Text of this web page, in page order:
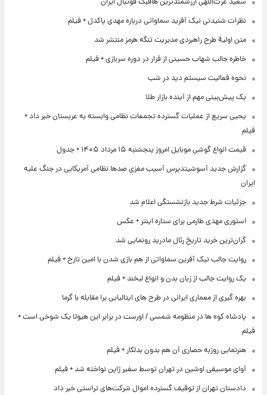
نظرات شنیدنی نیک آفرید سماواتی درباره مهدی پاکدل + فیلم
متن اولیۀ طرح راهبردی مدیریت تنگه هرمز منتشر شد
خاطره جالب شهاب حسینی از فرار در دوره سربازی + فیلم
نحوه فعالیت سیستم دید در شب
یک پیش‌بینی مهم از آینده بازار طلا
یحیی سریع از عملیات گسترده تجمعات نظامی وابسته به عربستان خبر داد +
فیلم
قیمت انواع گوشی موبایل امروز پنجشنبه ۱۵ مرداد ۱۴۰۵ + جدول
گزارش جدید آسوشیتدپرس آسیب مغزی صدها نظامی آمریکایی در جنگ علیه
ایران
جزئیات شرط جدید بازنشستگی اعلام شد
استوری مهدی طارمی برای ستاره اینتر + عکس
گران‌ترین خرید تاریخ رئال مادرید رونمایی شد
روایت جالب نیک آفرین سماواتی از هم بازی شدن با امین تارخ + فیلم
یک روایت جالب از زبان بدن و انواع لبخند + فیلم
بهره گیری از معماری ایرانی در طرح های ایتالیایی برا مقابله با گرما
پادشاه کوه ها در منظومه شمسی / اورست در برابر این هیولا یک شوخی است +
فیلم
هنرنمایی روزبه حصاری آن هم بدون بدلکار + فیلم
آوای موسیقی اوشین در تهران توسط سفیر ژاپن نواخته شد + فیلم
دادستان تهران از توقیف گسترده اموال شرکت‌های تراستی خبر داد